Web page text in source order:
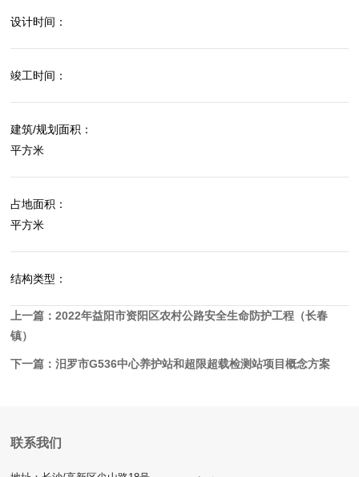
设计时间：
竣工时间：
建筑/规划面积：
平方米
占地面积：
平方米
结构类型：
上一篇：2022年益阳市资阳区农村公路安全生命防护工程（长春
镇）
下一篇：汨罗市G536中心养护站和超限超载检测站项目概念方案
联系我们